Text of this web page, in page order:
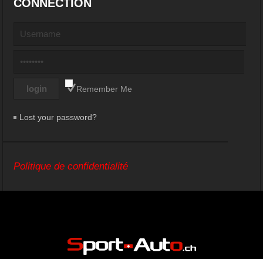
CONNECTION
Remember Me
Lost your password?
Politique de confidentialité